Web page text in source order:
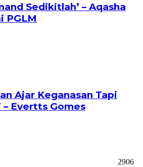
Sedikitlah’ – Aqasha
PGLM
Ajar Keganasan Tapi
– Evertts Gomes
2906